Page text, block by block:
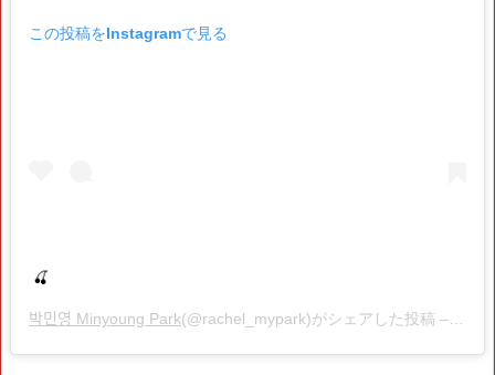
この投稿をInstagramで見る
🍒
박민영 Minyoung Park(@rachel_mypark)がシェアした投稿 –